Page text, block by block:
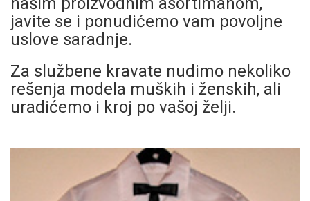
javite se i ponudićemo vam povoljne
uslove saradnje.
Za službene kravate nudimo nekoliko
rešenja modela muških i ženskih, ali
uradićemo i kroj po vašoj želji.